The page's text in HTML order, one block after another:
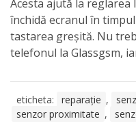
Acesta ajută la
închidă ecranul în
tastarea greșită. Nu
telefonul la Glassgsm,
eticheta: reparație ,
senzor proximitate ,